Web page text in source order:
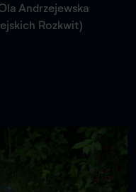
Andrzejewska
Rozkwit)